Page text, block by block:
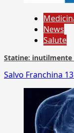
News
Salute
Statine:
Salvo Franchina